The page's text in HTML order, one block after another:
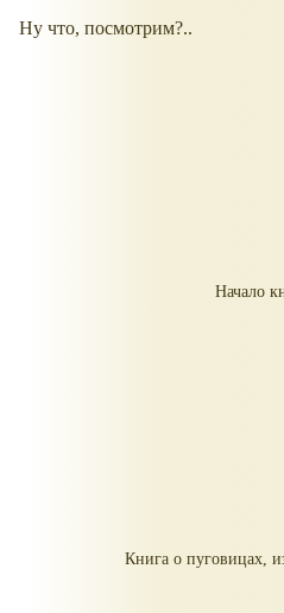
Ну что, посмотрим?..
Начало
Книга о пуговицах,